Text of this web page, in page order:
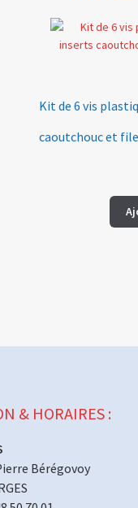
Kit de 6 vis
caoutchouc et
& HORAIRES :
Bérégovoy